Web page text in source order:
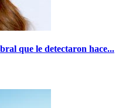
que le detectaron hace...